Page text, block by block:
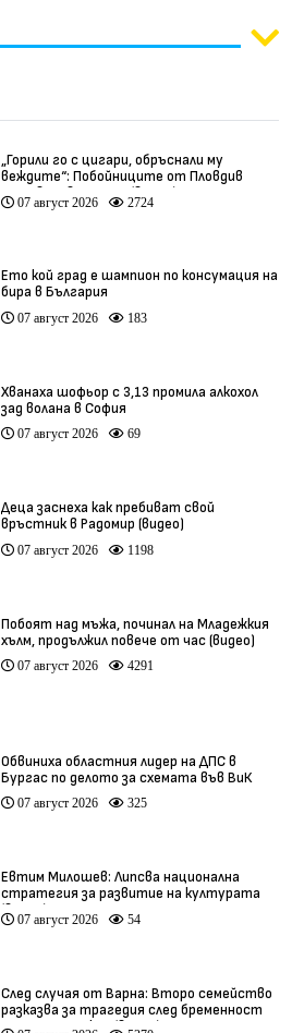
„Горили го с цигари, обръснали му
веждите“: Побойниците от Пловдив
остават в ареста (видео)
07 август 2026 2724
Ето кой град е шампион по консумация на
бира в България
07 август 2026 183
Хванаха шофьор с 3,13 промила алкохол
зад волана в София
07 август 2026 69
Деца заснеха как пребиват свой
връстник в Радомир (видео)
07 август 2026 1198
Побоят над мъжа, починал на Младежкия
хълм, продължил повече от час (видео)
07 август 2026 4291
Обвиниха областния лидер на ДПС в
Бургас по делото за схемата във ВиК
07 август 2026 325
Евтим Милошев: Липсва национална
стратегия за развитие на културата
(видео)
07 август 2026 54
След случая от Варна: Второ семейство
разказва за трагедия след бременност
при същия лекар (видео)